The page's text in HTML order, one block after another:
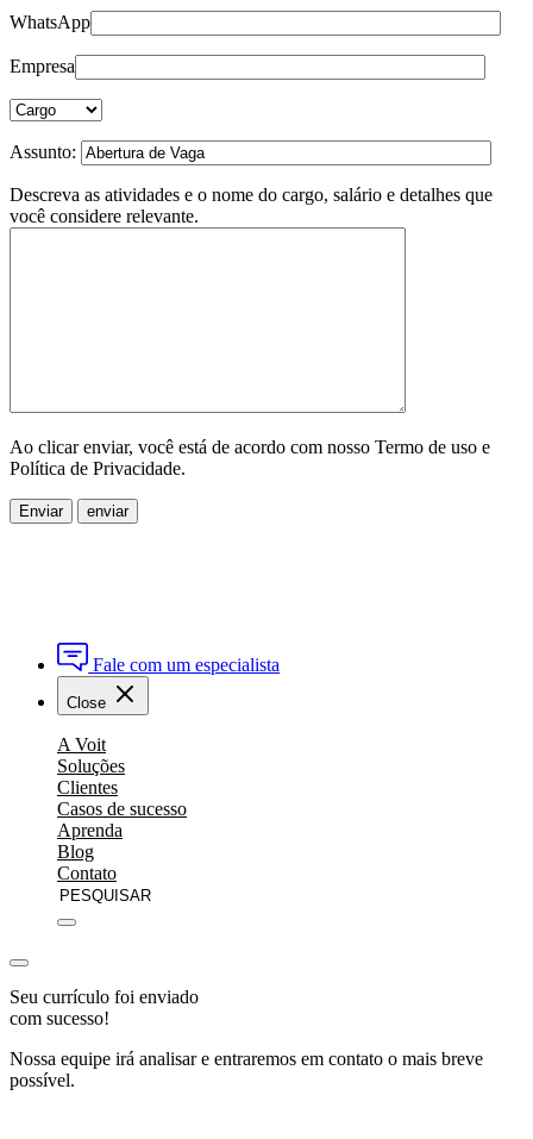
WhatsApp
Empresa
Assunto:
Descreva as atividades e o nome do cargo, salário e detalhes que
você considere relevante.
Ao clicar enviar, você está de acordo com nosso Termo de uso e
Política de Privacidade.
Enviar
Fale com um especialista
Close
A Voit
Soluções
Clientes
Casos de sucesso
Aprenda
Blog
Contato
Seu currículo foi enviado
com sucesso!
Nossa equipe irá analisar e entraremos em contato o mais breve
possível.